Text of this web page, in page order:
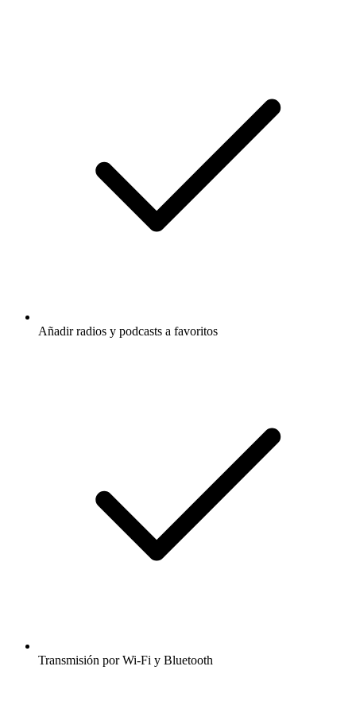
Añadir radios y podcasts a favoritos
Transmisión por Wi-Fi y Bluetooth